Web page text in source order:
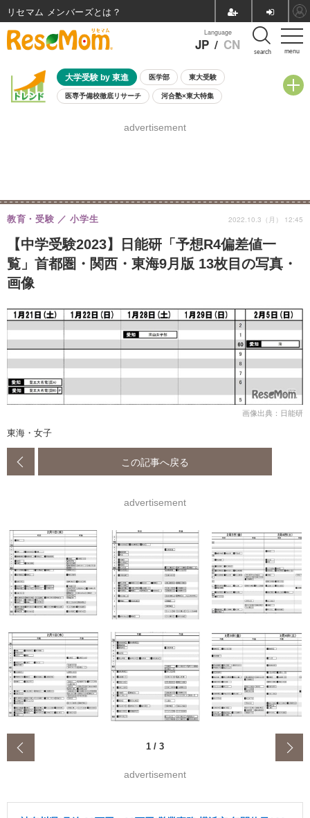
menu
Language
JP / CN search
大学受験 by 東進 医学部 東大受験
医専予備校徹底リサーチ 河合塾×東大特集
8月開催学校説明会・相談会
advertisement
【中学受験2023】日能研「予想R4偏差値一
覧」首都圏・関西・東海9月版 13枚目の写真・
画像
教育・受験 小学生 2022.10.3（月） 12:45
画像出典：日能研
東海・女子
この記事へ戻る
advertisement
1 / 3
advertisement
リセマム メンバーズ